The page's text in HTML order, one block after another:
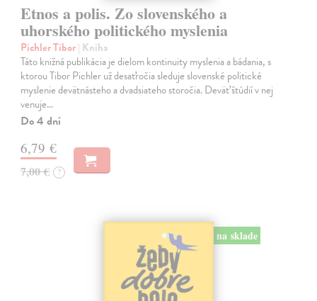
Etnos a polis. Zo slovenského a
uhorského politického myslenia
Pichler Tibor| Kniha
Táto knižná publikácia je dielom kontinuity myslenia a bádania, s
ktorou Tibor Pichler už desaťročia sleduje slovenské politické
myslenie devätnásteho a dvadsiateho storočia. Deväť štúdií v nej
venuje…
Do 4 dní
6,79 €
7,00 € ?
na sklade